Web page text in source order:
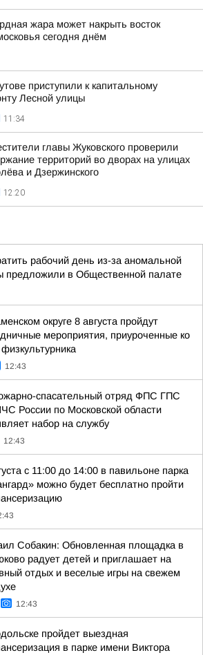
жара может накрыть восток
сегодня днём
приступили к капитальному
Лесной улицы
11:34
главы Жуковского проверили
территорий во дворах на улицах
и Дзержинского
12:20
рабочий день из-за аномальной
предложили в Общественной палате
округе 8 августа пройдут
мероприятия, приуроченные ко
12:43
спасательный отряд ФПС ГПС
России по Московской области
набор на службу
12:43
с 11:00 до 14:00 в павильоне парка
можно будет бесплатно пройти
Собакин: Обновленная площадка в
радует детей и приглашает на
отдых и веселые игры на свежем
12:43
пройдет выездная
в парке имени Виктора